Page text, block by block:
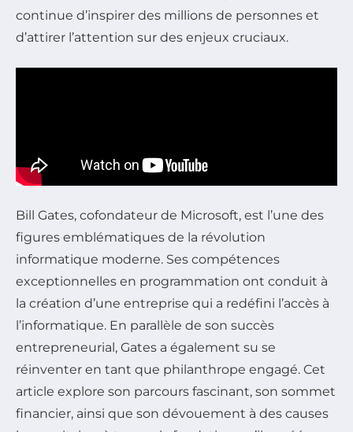
continue d’inspirer des millions de personnes et
d’attirer l’attention sur des enjeux cruciaux.
Bill Gates, cofondateur de Microsoft, est l’une des
figures emblématiques de la révolution
informatique moderne. Ses compétences
exceptionnelles en programmation ont conduit à
la création d’une entreprise qui a redéfini l’accès à
l’informatique. En parallèle de son succès
entrepreneurial, Gates a également su se
réinventer en tant que philanthrope engagé. Cet
article explore son parcours fascinant, son sommet
financier, ainsi que son dévouement à des causes